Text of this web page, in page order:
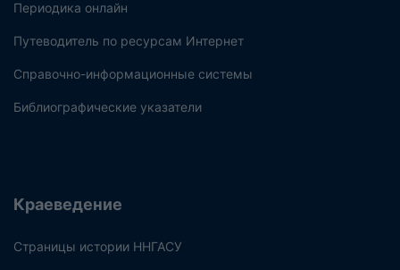
Периодика онлайн
Путеводитель по ресурсам Интернет
Справочно-информационные системы
Библиографические указатели
Краеведение
Страницы истории ННГАСУ